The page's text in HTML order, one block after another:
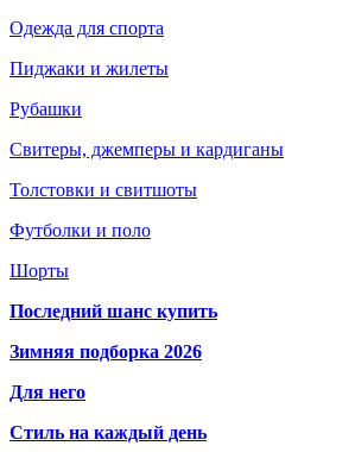
Одежда для спорта
Пиджаки и жилеты
Рубашки
Свитеры, джемперы и кардиганы
Толстовки и свитшоты
Футболки и поло
Шорты
Последний шанс купить
Зимняя подборка 2026
Для него
Стиль на каждый день